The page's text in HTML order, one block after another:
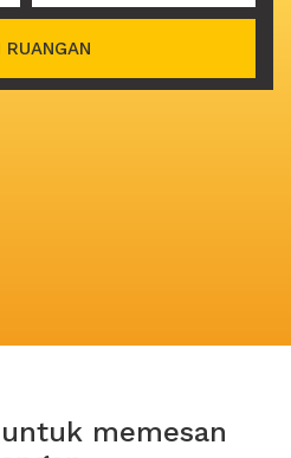
RUANGAN
memesan